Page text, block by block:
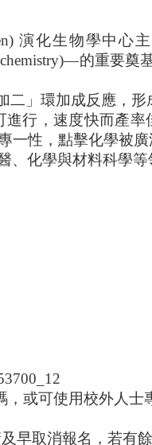
演化生物學中心
—的重要奠
二」環加成反應，形
進行，速度快而產
性，點擊化學被
化學與材料科學等
或可使用校外人士
早取消報名，若有